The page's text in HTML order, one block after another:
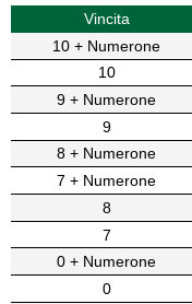
Vincita
10 + Numerone
10
9 + Numerone
9
8 + Numerone
7 + Numerone
8
7
0 + Numerone
0